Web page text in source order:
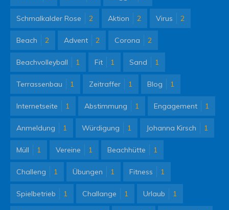
Schmalkalder Rose 2 Aktion 2 Virus 2
Beach 2 Advent 2 Corona 2
Beachvolleyball 1 Fit 1 Sand 1
Terrassenbau 1 Zeitraffer 1 Blog 1
Internetseite 1 Abstimmung 1 Engagement 1
Anmeldung 1 Würdigung 1 Johanna Kirsch 1
Müll 1 Vereine 1 Beachhütte 1
Challeng 1 Übungen 1 Fitness 1
Spielbetrieb 1 Challange 1 Urlaub 1